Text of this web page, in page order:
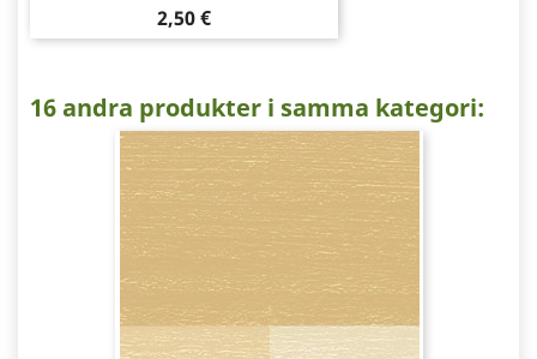
Pris
2,50 €
16 andra produkter i samma kategori: